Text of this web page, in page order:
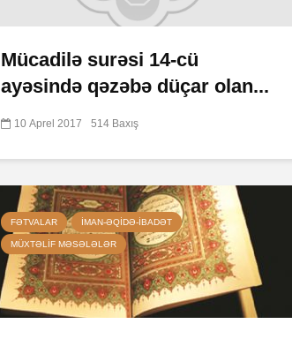
Mücadilə surəsi 14-cü
ayəsində qəzəbə düçar olan...
10 Aprel 2017 514 Baxış
FƏTVALAR İMAN-ƏQIDƏ-IBADƏT
MÜXTƏLIF MƏSƏLƏLƏR